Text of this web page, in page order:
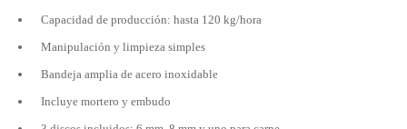
Capacidad de producción: hasta 120 kg/hora
Manipulación y limpieza simples
Bandeja amplia de acero inoxidable
Incluye mortero y embudo